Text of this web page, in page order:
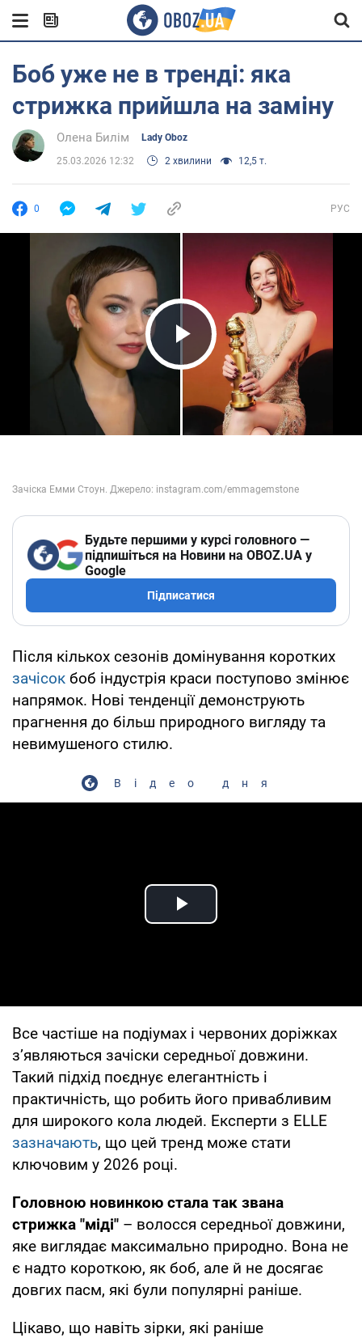
Боб уже не в тренді: яка
стрижка прийшла на заміну
Олена Билім Lady Oboz
25.03.2026 12:32 2 хвилини 12,5 т.
0 РУС
Play Video
Будьте першими у курсі головного —
підпишіться на Новини на OBOZ.UA у
Google
Підписатися
Після кількох сезонів домінування коротких
зачісок боб індустрія краси поступово змінює
напрямок. Нові тенденції демонструють
прагнення до більш природного вигляду та
невимушеного стилю.
Відео дня
Play Video
Все частіше на подіумах і червоних доріжках
з’являються зачіски середньої довжини.
Такий підхід поєднує елегантність і
практичність, що робить його привабливим
для широкого кола людей. Експерти з ELLE
зазначають, що цей тренд може стати
ключовим у 2026 році.
Головною новинкою стала так звана
стрижка "міді" – волосся середньої довжини,
яке виглядає максимально природно. Вона не
є надто короткою, як боб, але й не досягає
довгих пасм, які були популярні раніше.
Цікаво, що навіть зірки, які раніше